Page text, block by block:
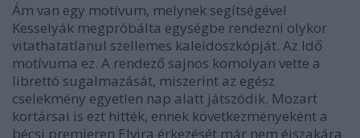
Ám van egy motívum, melynek segítségével
Kesselyák megpróbálta egységbe rendezni olykor
vitathatatlanul szellemes kaleidoszkópját. Az Idő
motívuma ez. A rendező sajnos komolyan vette a
librettó sugalmazását, miszerint az egész
cselekmény egyetlen nap alatt játszódik. Mozart
kortársai is ezt hitték, ennek következményeként a
bécsi premieren Elvira érkezését már nem éjszakára